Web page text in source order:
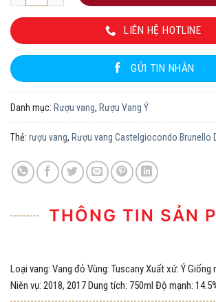
LIÊN HỆ HOTLINE
GỬI TIN NHẮN
Danh mục: Rượu vang, Rượu Vang Ý
Thẻ: rượu vang, Rượu vang Castelgiocondo Brunello
THÔNG TIN SẢN
Loại vang: Vang đỏ Vùng: Tuscany Xuất xứ: Ý Giống
Niên vụ: 2018, 2017 Dung tích: 750ml Độ mạnh: